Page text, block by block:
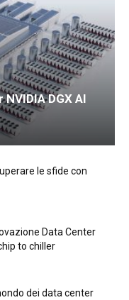
DGX AI
le sfide con
Data Center
to chiller
dei data center